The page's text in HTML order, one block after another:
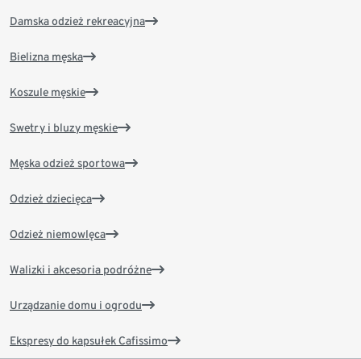
Damska odzież rekreacyjna
Bielizna męska
Koszule męskie
Swetry i bluzy męskie
Męska odzież sportowa
Odzież dziecięca
Odzież niemowlęca
Walizki i akcesoria podróżne
Urządzanie domu i ogrodu
Ekspresy do kapsułek Cafissimo